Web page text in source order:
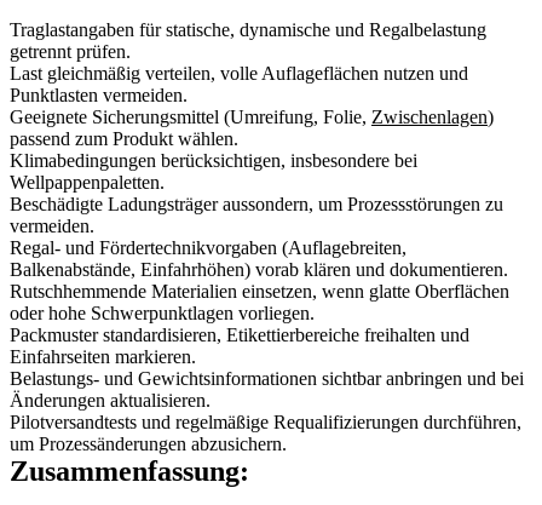
Traglastangaben für statische, dynamische und Regalbelastung
getrennt prüfen.
Last gleichmäßig verteilen, volle Auflageflächen nutzen und
Punktlasten vermeiden.
Geeignete Sicherungsmittel (Umreifung, Folie, Zwischenlagen)
passend zum Produkt wählen.
Klimabedingungen berücksichtigen, insbesondere bei
Wellpappenpaletten.
Beschädigte Ladungsträger aussondern, um Prozessstörungen zu
vermeiden.
Regal- und Fördertechnikvorgaben (Auflagebreiten,
Balkenabstände, Einfahrhöhen) vorab klären und dokumentieren.
Rutschhemmende Materialien einsetzen, wenn glatte Oberflächen
oder hohe Schwerpunktlagen vorliegen.
Packmuster standardisieren, Etikettierbereiche freihalten und
Einfahrseiten markieren.
Belastungs- und Gewichtsinformationen sichtbar anbringen und bei
Änderungen aktualisieren.
Pilotversandtests und regelmäßige Requalifizierungen durchführen,
um Prozessänderungen abzusichern.
Zusammenfassung: